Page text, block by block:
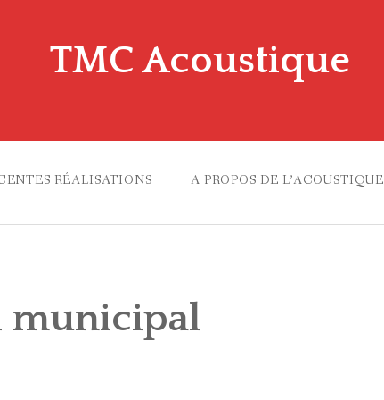
TMC Acoustique
RÉALISATIONS A PROPOS DE L’ACOUSTIQUE
municipal